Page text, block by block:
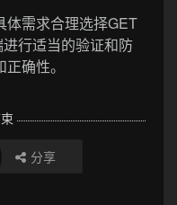
体需求合理选择GET
行适当的验证和防
确性。
分享